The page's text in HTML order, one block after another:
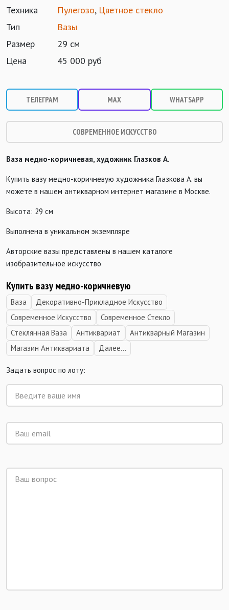
Техника
Пулегозо, Цветное стекло
Тип
Вазы
Размер
29 см
Цена
45 000 руб
ТЕЛЕГРАМ MAX WHATSAPP
СОВРЕМЕННОЕ ИСКУССТВО
Ваза медно-коричневая, художник Глазков А.
Купить вазу медно-коричневую художника Глазкова А. вы
можете в нашем антикварном интернет магазине в Москве.
Высота: 29 см
Выполнена в уникальном экземпляре
Авторские вазы представлены в нашем каталоге
изобразительное искусство
Купить вазу медно-коричневую
Ваза
Декоративно-Прикладное Искусство
Современное Искусство
Современное Стекло
Стеклянная Ваза
Антиквариат
Антикварный Магазин
Магазин Антиквариата
Далее...
Задать вопрос по лоту: